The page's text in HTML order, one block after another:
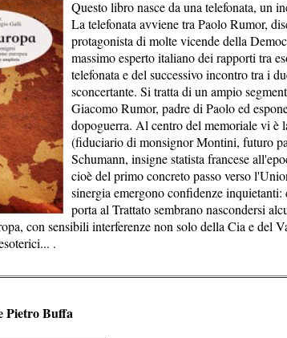
Questo libro nasce da una telefonata, un
La telefonata avviene tra Paolo Rumor,
protagonista di molte vicende della
massimo esperto italiano dei rapporti tra
telefonata e del successivo incontro tra i
sconcertante. Si tratta di un ampio
Giacomo Rumor, padre di Paolo ed
dopoguerra. Al centro del memoriale vi è
(fiduciario di monsignor Montini, futuro
Schumann, insigne statista francese
cioè del primo concreto passo verso
sinergia emergono confidenze
porta al Trattato sembrano nascondersi
con sensibili interferenze non solo della Cia e del
.
Pietro Buffa